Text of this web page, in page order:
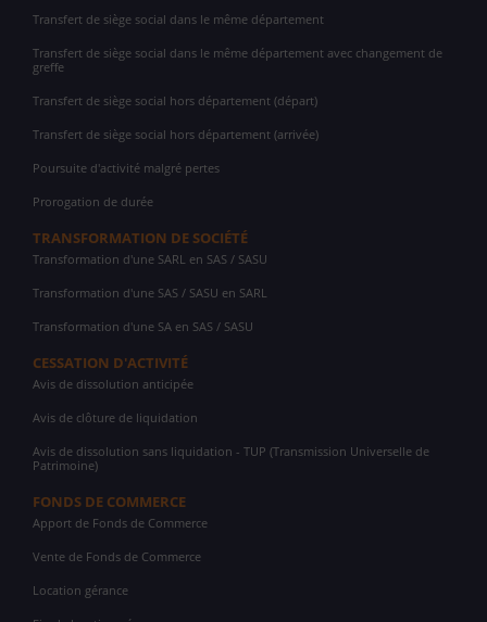
Transfert de siège social dans le même département
Transfert de siège social dans le même département avec changement de
greffe
Transfert de siège social hors département (départ)
Transfert de siège social hors département (arrivée)
Poursuite d'activité malgré pertes
Prorogation de durée
TRANSFORMATION DE SOCIÉTÉ
Transformation d'une SARL en SAS / SASU
Transformation d'une SAS / SASU en SARL
Transformation d'une SA en SAS / SASU
CESSATION D'ACTIVITÉ
Avis de dissolution anticipée
Avis de clôture de liquidation
Avis de dissolution sans liquidation - TUP (Transmission Universelle de
Patrimoine)
FONDS DE COMMERCE
Apport de Fonds de Commerce
Vente de Fonds de Commerce
Location gérance